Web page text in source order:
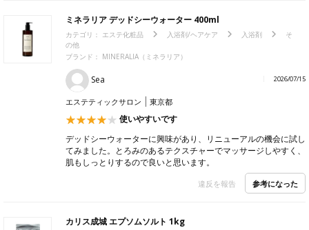
ミネラリア デッドシーウォーター 400ml
カテゴリ： エステ化粧品 入浴剤/ヘアケア 入浴剤
そ
の他
ブランド： MINERALIA（ミネラリア）
Sea 2026/07/15
エステティックサロン 東京都
使いやすいです
デッドシーウォーターに興味があり、リニューアルの機会に試し
てみました。とろみのあるテクスチャーでマッサージしやすく、
肌もしっとりするので良いと思います。
違反を報告 参考になった
カリス成城 エプソムソルト 1kg